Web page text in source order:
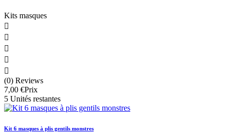
Kits masques





(0) Reviews
7,00 €Prix
5 Unités restantes
Kit 6 masques à plis gentils monstres